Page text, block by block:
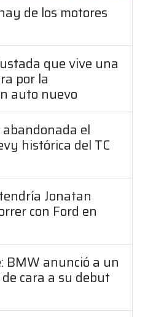
de los motores
que vive una
por la
auto nuevo
el
histórica del TC
Jonatan
con Ford en
BMW anunció a un
cara a su debut